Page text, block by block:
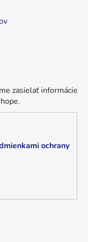
zasielať informácie
ochrany